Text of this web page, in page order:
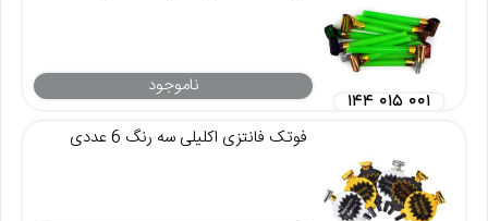
ناموجود
۱۴۴ ۰۱۵ ۰۰۱
فوتک فانتزی اکلیلی سه رنگ 6 عددی